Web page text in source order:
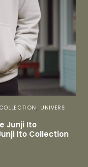
, UNIVERS
Junji Ito
Ito Collection